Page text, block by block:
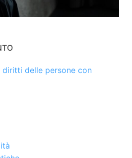
diritti delle persone con